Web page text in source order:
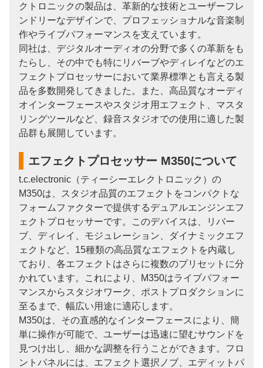
クトロニックの製品は、革新的な技術とユーザーフレ
ンドリーなデザインで、プロフェッショナルな音楽制
作やライブパフォーマンスを支えています。
同社は、デジタルオーディオの分野で多くの革新をも
たらし、その中でも特にリバーブやディレイなどのエ
フェクトプロセッサーにおいて業界標準とも言える製
品を多数開発してきました。また、高品質なオーディ
オインターフェースやスタジオ用エフェクト、マスタ
リングツールなど、録音スタジオでの使用に適した製
品群も展開しています。
エフェクトプロセッサー M350について
t.c.electronic（ティーシーエレクトロニック）の
M350は、スタジオ品質のエフェクトをコンパクトな
フォームファクターで提供するデュアルエンジンエフ
ェクトプロセッサーです。このデバイスは、リバー
ブ、ディレイ、モジュレーション、ダイナミックエフ
ェクトなど、15種類の高品質なエフェクトを内蔵し
ており、各エフェクトはさらに複数のプリセットに分
かれています。これにより、M350はライブパフォー
マンスからスタジオワーク、ポストプロダクションに
至るまで、幅広い用途に適応します。
M350は、その直感的なインターフェースにより、簡
単に操作が可能で、ユーザーは迅速に望むサウンドを
見つけ出し、細かな調整を行うことができます。フロ
ントパネルには、エフェクト選択ノブ、エディットパ